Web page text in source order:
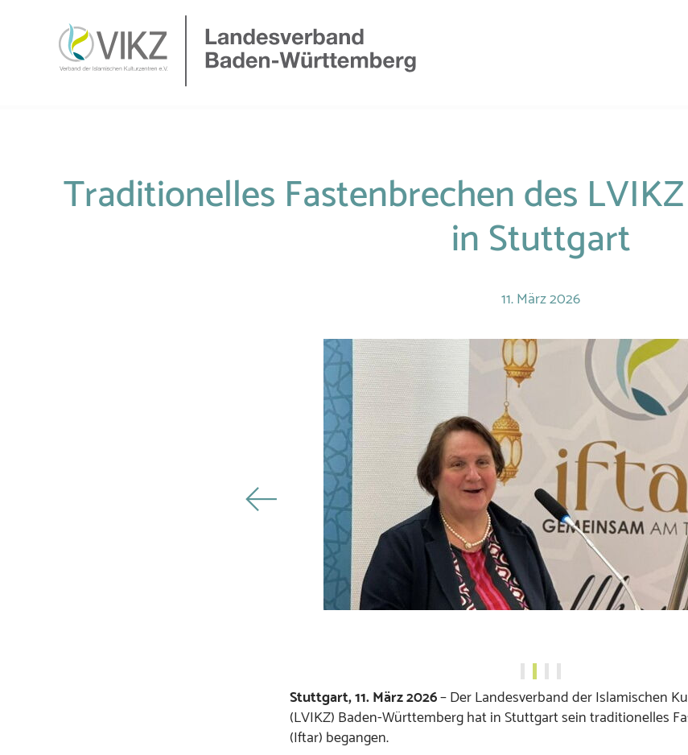
Traditionelles Fastenbrechen des
in Stuttgart
11.März2026
Stuttgart, 11. März 2026– Der Landesverband der Islamischen
(LVIKZ) Baden-Württemberg hat in Stuttgart sein traditionelles
(Iftar) begangen.